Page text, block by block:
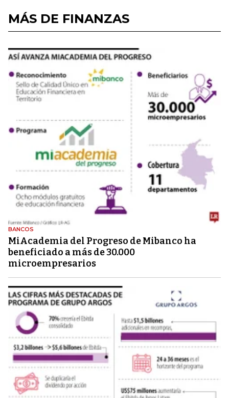
MÁS DE FINANZAS
BANCOS
MiAcademia del Progreso de Mibanco ha
beneficiado a más de 30.000
microempresarios